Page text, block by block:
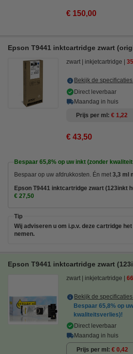
€ 150,00
Epson T9441 inktcartridge zwart
zwart inkjetcartridge
Bekijk de
Direct leverbaar
Maandag in huis
Prijs per ml
€ 1,22
€ 43,50
Bespaar 65,8% op uw inkt (zonder
Bespaar op uw afdrukkosten. Én met 3,3 ml
Epson T9441 inktcartridge zwart (123inkt
€ 27,50
Tip
Wij adviseren u om i.p.v. deze cartridge
nemen.
Epson T9441 inktcartridge zwart
zwart inkjetcartridge
Bekijk de
Bespaar 65,8% op
kwaliteitsverlies)!
Direct leverbaar
Maandag in huis
Prijs per ml € 0,42